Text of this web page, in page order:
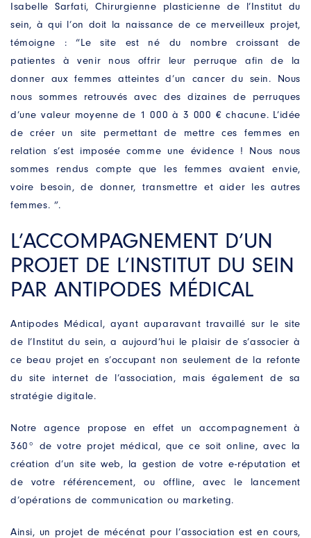
Isabelle Sarfati, Chirurgienne plasticienne de l’Institut du
sein, à qui l’on doit la naissance de ce merveilleux projet,
témoigne : “Le site est né du nombre croissant de
patientes à venir nous offrir leur perruque afin de la
donner aux femmes atteintes d’un cancer du sein. Nous
nous sommes retrouvés avec des dizaines de perruques
d’une valeur moyenne de 1 000 à 3 000 € chacune. L’idée
de créer un site permettant de mettre ces femmes en
relation s’est imposée comme une évidence ! Nous nous
sommes rendus compte que les femmes avaient envie,
voire besoin, de donner, transmettre et aider les autres
femmes. ”.
L’ACCOMPAGNEMENT D’UN
PROJET DE L’INSTITUT DU SEIN
PAR ANTIPODES MÉDICAL
Antipodes Médical, ayant auparavant travaillé sur le site
de l’Institut du sein, a aujourd’hui le plaisir de s’associer à
ce beau projet en s’occupant non seulement de la refonte
du site internet de l’association, mais également de sa
stratégie digitale.
Notre agence propose en effet un accompagnement à
360° de votre projet médical, que ce soit online, avec la
création d’un site web, la gestion de votre e-réputation et
de votre référencement, ou offline, avec le lancement
d’opérations de communication ou marketing.
Ainsi, un projet de mécénat pour l’association est en cours,
Contactez-nous
Un projet ? Une question ?
Remplissez notre formulaire, nous prendrons soin
de vous répondre dans les plus brefs délais.
PRÉNOM *
E-MAIL
VOTRE BESOIN *
pour répondre à ma demande
*Champs obligatoires. Vos données seront conservées le
temps de répondre à votre demande. Vous pouvez à tout
moment exercer vos droits d’accès, de rectification, de
Antipodes Médical.